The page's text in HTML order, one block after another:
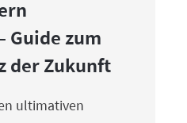
Guide zum
der Zukunft
ultimativen